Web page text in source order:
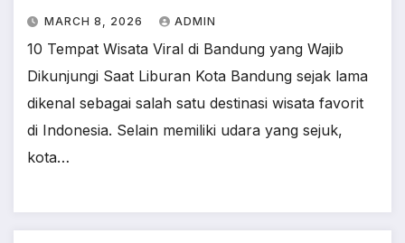
MARCH 8, 2026 ADMIN
10 Tempat Wisata Viral di Bandung yang Wajib
Dikunjungi Saat Liburan Kota Bandung sejak lama
dikenal sebagai salah satu destinasi wisata favorit
di Indonesia. Selain memiliki udara yang sejuk,
kota…